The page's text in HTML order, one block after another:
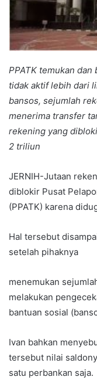
PPATK temukan
tidak aktif lebih dari
bansos, sejumlah
menerima transfer
rekening yang
2 triliun
JERNIH-Jutaan
diblokir Pusat
(PPATK) karena
Hal tersebut
setelah pihaknya
menemukan
melakukan
bantuan sosial
Ivan bahkan
tersebut nilai
satu perbankan saja.